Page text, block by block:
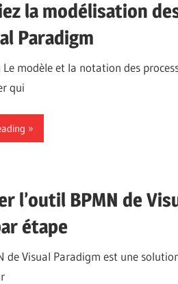
la modélisation
Paradigm
modèle et la notation des
qui
l’outil BPMN de
étape
de Visual Paradigm est une